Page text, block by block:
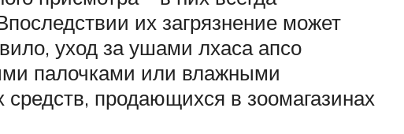
их загрязнение может
уход за ушами лхаса апсо
палочками или влажными
продающихся в зоомагазинах